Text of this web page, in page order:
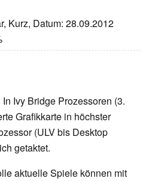
Kurz, Datum: 28.09.2012
In Ivy Bridge Prozessoren (3.
Grafikkarte in höchster
(ULV bis Desktop
getaktet.
aktuelle Spiele können mit